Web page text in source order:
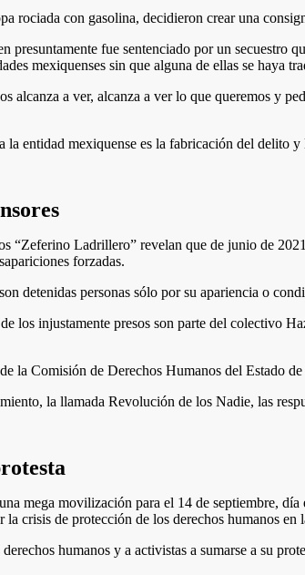
rociada con gasolina, decidieron crear una
presuntamente fue sentenciado por un secuestro
mexiquenses sin que alguna de ellas se haya
alcanza a ver, alcanza a ver lo que queremos y
entidad mexiquense es la fabricación del delito
“Zeferino Ladrillero” revelan que de junio de
forzadas.
detenidas personas sólo por su apariencia o
los injustamente presos son parte del colectivo
la Comisión de Derechos Humanos del Estado
la llamada Revolución de los Nadie, las
mega movilización para el 14 de septiembre,
crisis de protección de los derechos humanos en
humanos y a activistas a sumarse a su